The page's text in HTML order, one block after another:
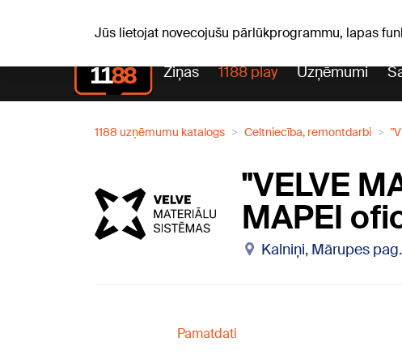
Jūs lietojat novecojušu pārlūkprogrammu, lapas
Ziņas 1188 play Uzņēmumi
1188 uzņēmumu katalogs Celtniecība, remontdarbi
"VELVE
MAPEI
Kalniņi, Mārupes
Pamatdati